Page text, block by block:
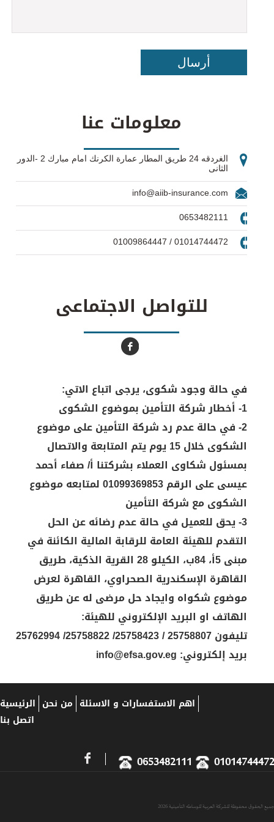
معلومات عنا
الغردقه 24 طريق المطار عمارة الكرنك امام مبارك 2 -الدور
الثانى
info@aiib-insurance.com
0653482111
01014744472 / 01009864447
للتواصل الاجتماعى
في حالة وجود شكوى، يرجى اتباع الاتي:
2- في حالة عدم رد شركة التأمين على موضوع
الشكوى خلال 15 يوم يتم المتابعة والاتصال
بمسئول شكاوى العملاء بشركتنا أ/ صفاء أحمد
عيسى على الرقم 01099369853 لمتابعه موضوع
الشكوى مع شركة التأمين
3- يحق للعميل في حالة عدم رضائه عن الحل
التقدم للهيئة العامة للرقابة المالية الكائنة في
مبنى 5أ، 84ب، الكيلو 28 القرية الذكية، طريق
القاهرة الإسكندرية الصحراوي، القاهرة لعرض
موضوع شكواه وايجاد حل مرضى له عن طريق
الهاتف او البريد الإلكتروني للهيئة:
تليفون 25758807 / 25758423/ 25758822/ 25762994
بريد إلكتروني:info@efsa.gov.eg
الرئيسية من نحن اهم الاستفسارات و الاسئلة
اتصل بنا
0653482111
محفوظة للشركة العربية للوساطه التأمينية 2026